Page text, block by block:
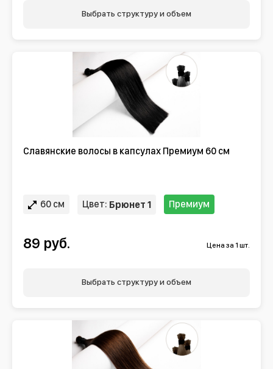
Выбрать структуру и объем
Славянские волосы в капсулах Премиум 60 см
60 см Цвет: Брюнет 1 Премиум
89 руб. Цена за 1 шт.
Выбрать структуру и объем